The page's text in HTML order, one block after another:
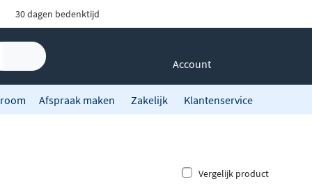
30 dagen bedenktijd
Account
Afspraak maken Zakelijk Klantenservice
Vergelijk product